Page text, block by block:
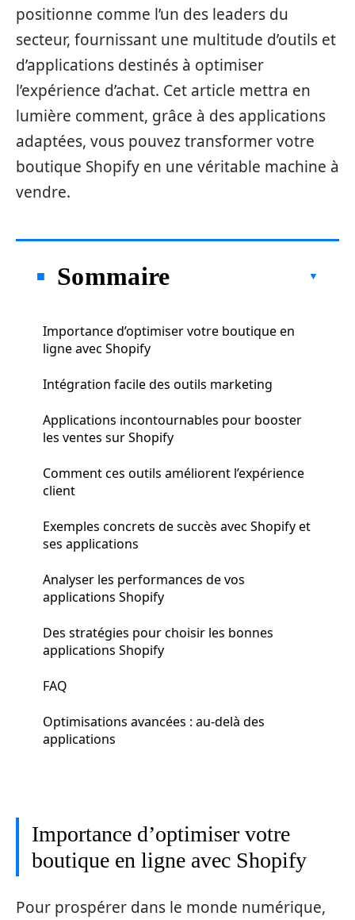
positionne comme l’un des leaders du
secteur, fournissant une multitude d’outils et
d’applications destinés à optimiser
l’expérience d’achat. Cet article mettra en
lumière comment, grâce à des applications
adaptées, vous pouvez transformer votre
boutique Shopify en une véritable machine à
vendre.
Sommaire
Importance d’optimiser votre boutique en
ligne avec Shopify
Intégration facile des outils marketing
Applications incontournables pour booster
les ventes sur Shopify
Comment ces outils améliorent l’expérience
client
Exemples concrets de succès avec Shopify et
ses applications
Analyser les performances de vos
applications Shopify
Des stratégies pour choisir les bonnes
applications Shopify
FAQ
Optimisations avancées : au‑delà des
applications
Importance d’optimiser votre
boutique en ligne avec Shopify
Pour prospérer dans le monde numérique,